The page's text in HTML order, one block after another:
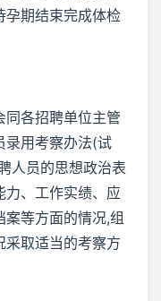
孕期结束完成体检
同各招聘单位主管
录用考察办法(试
人员的思想政治表
力、工作实绩、应
等方面的情况,组
采取适当的考察方